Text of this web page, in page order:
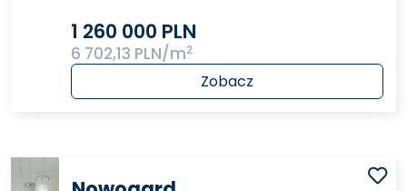
1 260 000 PLN
6 702,13 PLN/m2
Zobacz